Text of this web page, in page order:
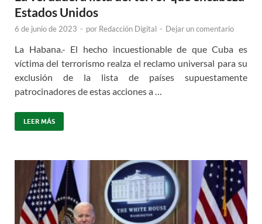
Estados Unidos
6 de junio de 2023 - por Redacción Digital - Dejar un comentario
La Habana.- El hecho incuestionable de que Cuba es
víctima del terrorismo realza el reclamo universal para su
exclusión de la lista de países supuestamente
patrocinadores de estas acciones a …
LEER MÁS